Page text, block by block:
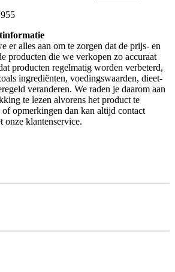
er alles aan om te zorgen dat de prijs- en
producten die we verkopen zo accuraat
producten regelmatig worden verbeterd,
ingrediënten, voedingswaarden, dieet-
veranderen. We raden je daarom aan
te lezen alvorens het product te
opmerkingen dan kan altijd contact
onze klantenservice.